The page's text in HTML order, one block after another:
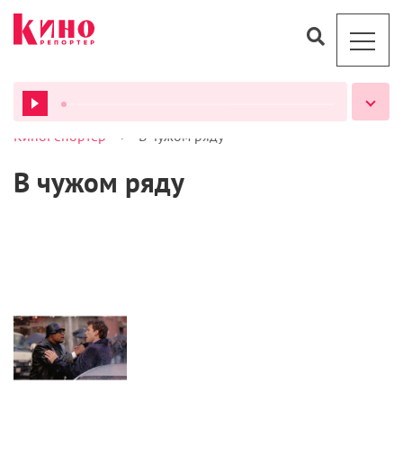
ВСЕ ПОДКАСТЫ
КиноРепортер > В чужом ряду
В чужом ряду